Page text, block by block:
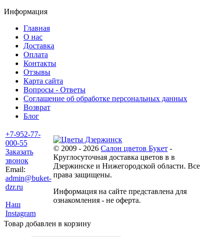
Информация
Главная
О нас
Доставка
Оплата
Контакты
Отзывы
Карта сайта
Вопросы - Ответы
Соглашение об обработке персональных данных
Возврат
Блог
+7-952-77-
000-55
Заказать
звонок
Email:
admin@buket-
dzr.ru
Наш
Instagram
© 2009 - 2026 Салон цветов Букет -
Круглосуточная доставка цветов в в
Дзержинске и Нижегородской области. Все
права защищены.
Информация на сайте представлена для
ознакомления - не оферта.
Товар добавлен в корзину